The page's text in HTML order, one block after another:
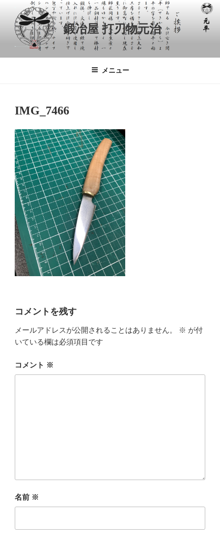
鍛冶屋 打刃物元治
メニュー
IMG_7466
コメントを残す
メールアドレスが公開されることはありません。 ※ が付
いている欄は必須項目です
コメント ※
名前 ※